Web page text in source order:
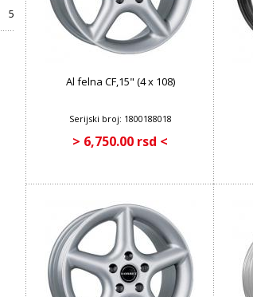
5
Al felna CF,15" (4 x 108)
Serijski broj: 1800188018
> 6,750.00 rsd <